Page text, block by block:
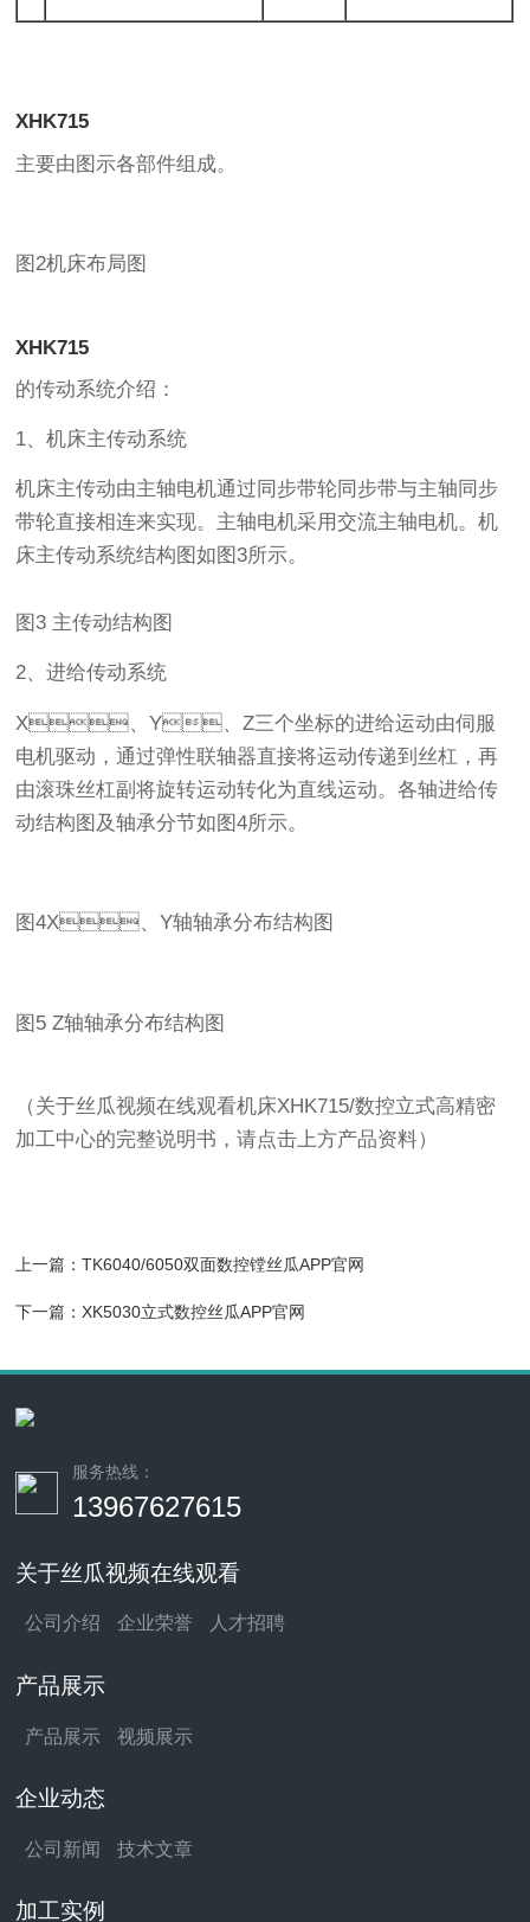
XHK715
主要由图示各部件组成。
图2机床布局图
XHK715
的传动系统介绍：
1、机床主传动系统
机床主传动由主轴电机通过同步带轮同步带与主轴同步
带轮直接相连来实现。主轴电机采用交流主轴电机。机
床主传动系统结构图如图3所示。
图3 主传动结构图
2、进给传动系统
X、Y、Z三个坐标的进给运动由伺服
电机驱动，通过弹性联轴器直接将运动传递到丝杠，再
由滚珠丝杠副将旋转运动转化为直线运动。各轴进给传
动结构图及轴承分节如图4所示。
图4X、Y轴轴承分布结构图
图5 Z轴轴承分布结构图
（关于丝瓜视频在线观看机床XHK715/数控立式高精密
加工中心的完整说明书，请点击上方产品资料）
上一篇：TK6040/6050双面数控镗丝瓜APP官网
下一篇：XK5030立式数控丝瓜APP官网
服务热线：
13967627615
关于丝瓜视频在线观看
公司介绍 企业荣誉 人才招聘
产品展示
产品展示 视频展示
企业动态
公司新闻 技术文章
加工实例